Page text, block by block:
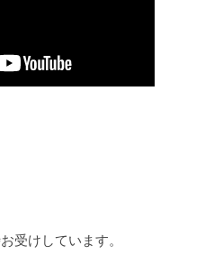
受けしています。